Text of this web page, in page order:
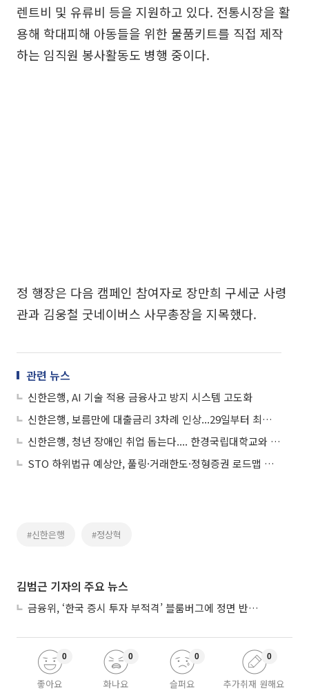
렌트비 및 유류비 등을 지원하고 있다. 전통시장을 활
용해 학대피해 아동들을 위한 물품키트를 직접 제작
하는 임직원 봉사활동도 병행 중이다.
정 행장은 다음 캠페인 참여자로 장만희 구세군 사령
관과 김웅철 굿네이버스 사무총장을 지목했다.
관련 뉴스
신한은행, AI 기술 적용 금융사고 방지 시스템 고도화
신한은행, 보름만에 대출금리 3차례 인상...29일부터 최대 0.3%p↑
신한은행, 청년 장애인 취업 돕는다.... 한경국립대학교와 ESG 산학협력
STO 하위법규 예상안, 풀링·거래한도·정형증권 로드맵 제시
#신한은행 #정상혁
김범근 기자의 주요 뉴스
금융위, ‘한국 증시 투자 부적격’ 블룸버그에 정면 반박…“근거 불분명”
좋아요
0
화나요
0
슬퍼요
0
추가취재 원해요
0